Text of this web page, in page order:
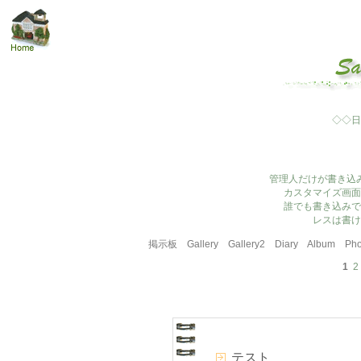
◇◇日
管理人だけが書き込
カスタマイズ画
誰でも書き込み
レスは書
掲示板 Gallery Gallery2 Diary Album
1 2
テスト